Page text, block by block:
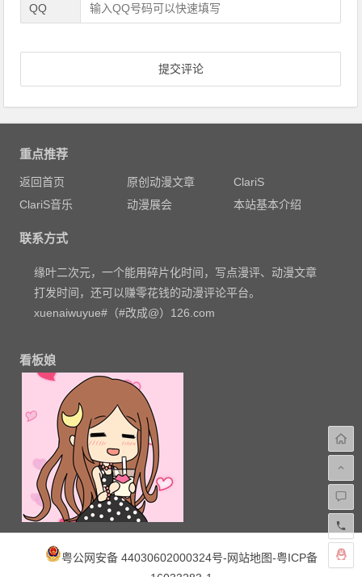
QQ
重点推荐
返回首页 原创动漫文章
ClariS
ClariS音乐
动漫展会 本站基本介绍
联系方式
缘叶二次元，一个能用碎片化时间，写点漫评、动漫文章
打发时间，还可以赚零花钱的动漫评论平台。
xuenaiwuyue#（#改成@）126.com
看板娘
粤公网安备 44030602000324号-网站地图-粤ICP备